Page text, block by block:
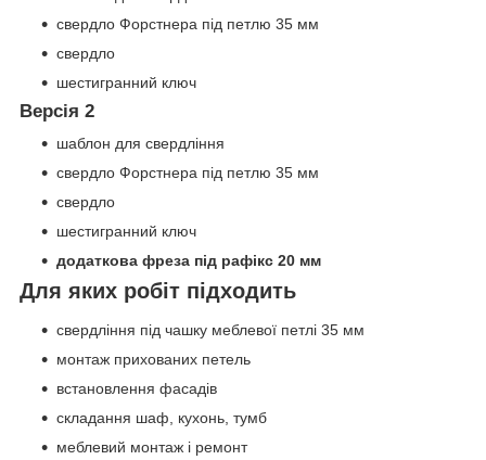
свердло Форстнера під петлю 35 мм
свердло
шестигранний ключ
Версія 2
шаблон для свердління
свердло Форстнера під петлю 35 мм
свердло
шестигранний ключ
додаткова фреза під рафікс 20 мм
Для яких робіт підходить
свердління під чашку меблевої петлі 35 мм
монтаж прихованих петель
встановлення фасадів
складання шаф, кухонь, тумб
меблевий монтаж і ремонт